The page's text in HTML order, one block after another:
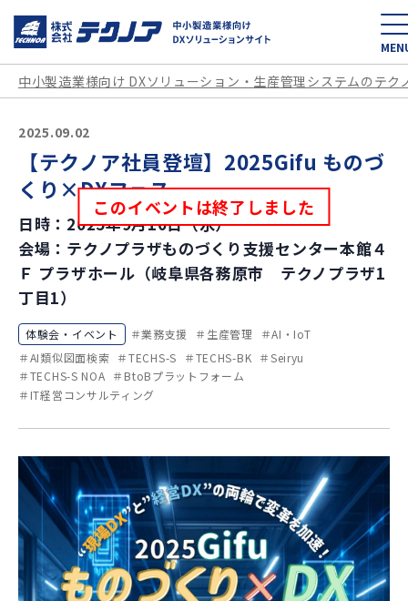
中小製造業様向け
中小製造業様向け DXソリューション・生産管理システムのテク
2025.09.02
【テクノア社員登壇】2025Gifu ものづ
くり×DXフェス
このイベントは終了しました
日時：2025年9月10日（水）
会場：テクノプラザものづくり支援センター本館４
Ｆ プラザホール（岐阜県各務原市 テクノプラザ1
丁目1）
体験会・イベント 業務支援 生産管理
AI・IoT
AI類似図面検索
TECHS-S TECHS-BK
Seiryu
TECHS-S NOA
BtoBプラットフォーム
IT経営コンサルティング